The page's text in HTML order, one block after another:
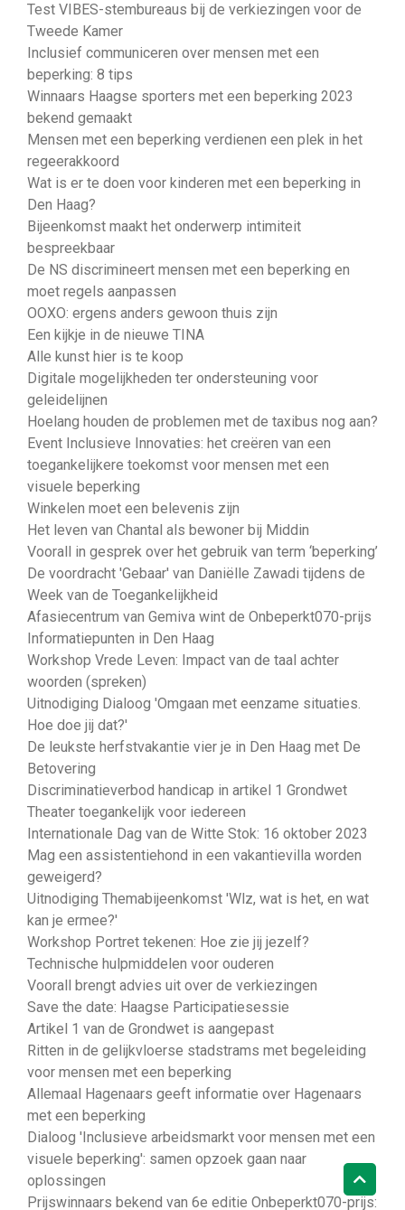
Test VIBES-stembureaus bij de verkiezingen voor de
Tweede Kamer
Inclusief communiceren over mensen met een
beperking: 8 tips
Winnaars Haagse sporters met een beperking 2023
bekend gemaakt
Mensen met een beperking verdienen een plek in het
regeerakkoord
Wat is er te doen voor kinderen met een beperking in
Den Haag?
Bijeenkomst maakt het onderwerp intimiteit
bespreekbaar
De NS discrimineert mensen met een beperking en
moet regels aanpassen
OOXO: ergens anders gewoon thuis zijn
Een kijkje in de nieuwe TINA
Alle kunst hier is te koop
Digitale mogelijkheden ter ondersteuning voor
geleidelijnen
Hoelang houden de problemen met de taxibus nog aan?
Event Inclusieve Innovaties: het creëren van een
toegankelijkere toekomst voor mensen met een
visuele beperking
Winkelen moet een belevenis zijn
Het leven van Chantal als bewoner bij Middin
Voorall in gesprek over het gebruik van term ‘beperking’
De voordracht 'Gebaar' van Daniëlle Zawadi tijdens de
Week van de Toegankelijkheid
Afasiecentrum van Gemiva wint de Onbeperkt070-prijs
Informatiepunten in Den Haag
Workshop Vrede Leven: Impact van de taal achter
woorden (spreken)
Uitnodiging Dialoog 'Omgaan met eenzame situaties.
Hoe doe jij dat?'
De leukste herfstvakantie vier je in Den Haag met De
Betovering
Discriminatieverbod handicap in artikel 1 Grondwet
Theater toegankelijk voor iedereen
Internationale Dag van de Witte Stok: 16 oktober 2023
Mag een assistentiehond in een vakantievilla worden
geweigerd?
Uitnodiging Themabijeenkomst 'Wlz, wat is het, en wat
kan je ermee?'
Workshop Portret tekenen: Hoe zie jij jezelf?
Technische hulpmiddelen voor ouderen
Voorall brengt advies uit over de verkiezingen
Save the date: Haagse Participatiesessie
Artikel 1 van de Grondwet is aangepast
Ritten in de gelijkvloerse stadstrams met begeleiding
voor mensen met een beperking
Allemaal Hagenaars geeft informatie over Hagenaars
met een beperking
Dialoog 'Inclusieve arbeidsmarkt voor mensen met een
visuele beperking': samen opzoek gaan naar
oplossingen
Prijswinnaars bekend van 6e editie Onbeperkt070-prijs: